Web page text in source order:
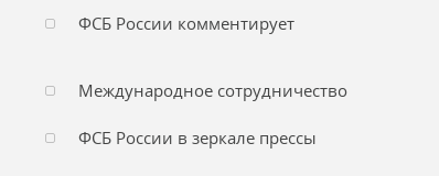
ФСБ России комментирует
Международное сотрудничество
ФСБ России в зеркале прессы